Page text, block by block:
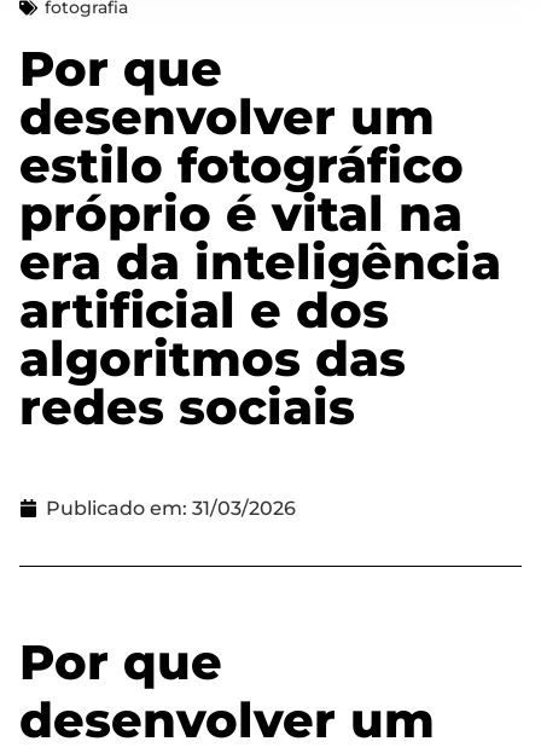
fotografia
Por que
desenvolver um
estilo fotográfico
próprio é vital na
era da inteligência
artificial e dos
algoritmos das
redes sociais
Publicado em: 31/03/2026
Por que
desenvolver um